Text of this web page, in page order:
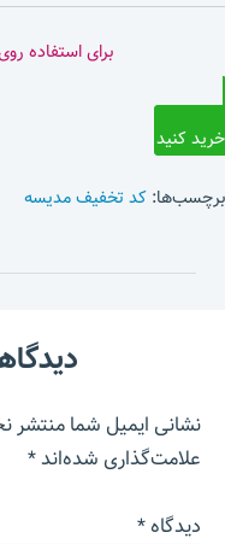
برای استفاده
خرید کنید
برچسب‌ها: کد تخفیف مدیسه
نشانی ایمیل شما منتشر
علامت‌گذاری شده‌اند*
دیدگاه*